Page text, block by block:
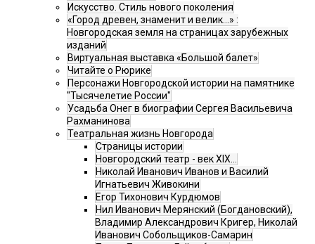
Искусство. Стиль нового поколения
«Город древен, знаменит и велик…» :
Новгородская земля на страницах зарубежных
изданий
Виртуальная выставка «Большой балет»
Читайте о Рюрике
Персонажи Новгородской истории на памятнике
"Тысячелетие России"
Усадьба Онег в биографии Сергея Васильевича
Рахманинова
Театральная жизнь Новгорода
Страницы истории
Новгородский театр - век XIX…
Николай Иванович Иванов и Василий
Игнатьевич Живокини
Егор Тихонович Курдюмов
Нил Иванович Мерянский (Богдановский),
Владимир Александрович Кригер, Николай
Иванович Собольщиков-Самарин